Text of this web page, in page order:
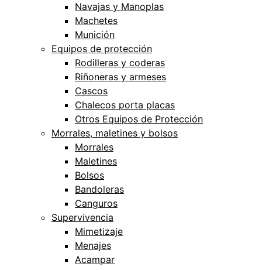
Navajas y Manoplas
Machetes
Munición
Equipos de protección
Rodilleras y coderas
Riñoneras y armeses
Cascos
Chalecos porta placas
Otros Equipos de Protección
Morrales, maletines y bolsos
Morrales
Maletines
Bolsos
Bandoleras
Canguros
Supervivencia
Mimetizaje
Menajes
Acampar